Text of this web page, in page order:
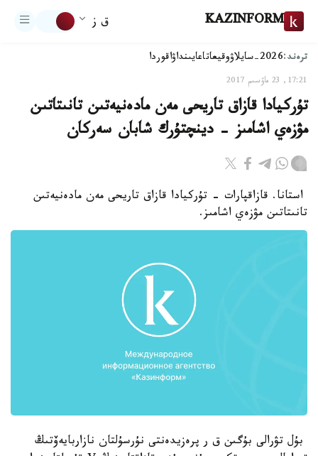
KAZINFORM ق ز
ترەند:2026-سايلاۋ وقيعاتاعايىنداۋاقوردا
17:21, 23 ماۋسىم 2017
تۇركيادا قازاق تاريحى مەن مادەنيەتىن تانىتاتىن
مۋزەي اشامىز - دينچتۇرك شابان سەركان
استانا. قازاقپارات - تۇركيادا قازاق تاريحى مەن مادەنيەتىن
تانىتاتىن مۋزەي اشامىز.
بۇل تۋرالى بۇگىن ق ر پرەزيدەنتى نۇرسۇلتان نازاربايەۆتىڭ